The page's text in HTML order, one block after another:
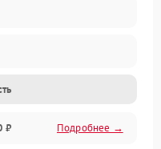
₽ Подробнее →